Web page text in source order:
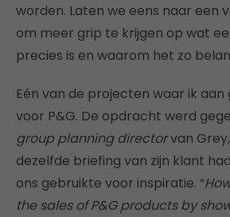
worden. Laten we eens naar een
om meer grip te krijgen op wat
precies is en waarom het zo
Eén van de projecten waar ik
voor P&G. De opdracht werd
group planning directorvan
dezelfde briefing van zijn klant
ons gebruikte voor inspiratie. “
the sales of P&G products by